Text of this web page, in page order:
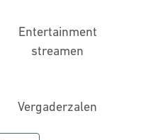
Entertainment
streamen
Vergaderzalen